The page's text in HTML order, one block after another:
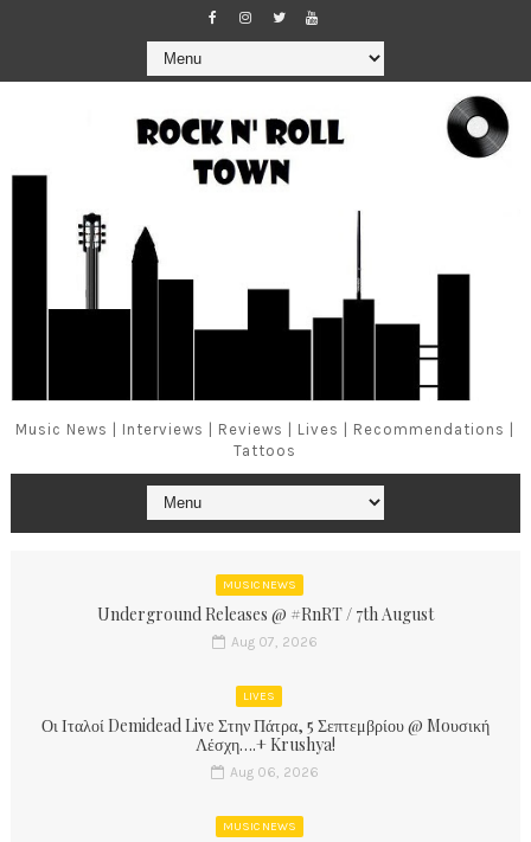
Music News | Interviews | Reviews | Lives | Recommendations |
Tattoos
MUSIC NEWS
Underground Releases @ #RnRT / 7th August
Aug 07, 2026
LIVES
Οι Ιταλοί Demidead Live Στην Πάτρα, 5 Σεπτεμβρίου @ Moυσική
Λέσχη….+ Krushya!
Aug 06, 2026
MUSIC NEWS